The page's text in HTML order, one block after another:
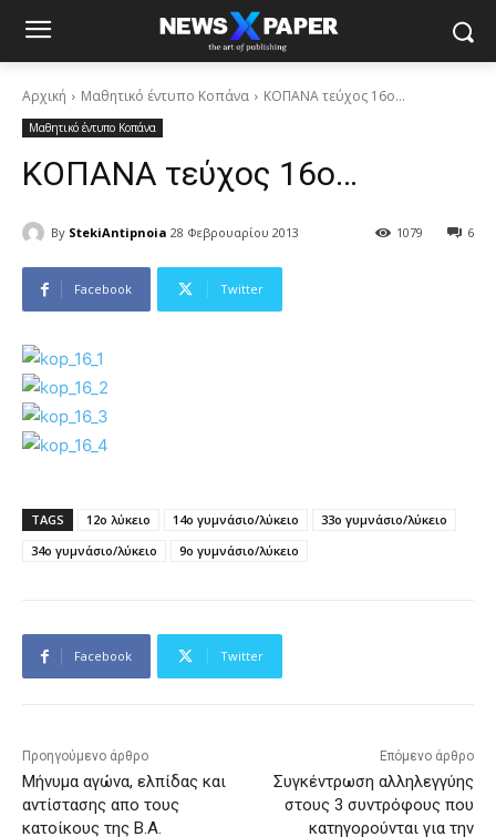
Αρχική Μαθητικό έντυπο Κοπάνα ΚΟΠΑΝΑ τεύχος 16ο...
Μαθητικό έντυπο Κοπάνα
ΚΟΠΑΝΑ τεύχος 16ο…
By StekiAntipnoia 28 Φεβρουαρίου 2013 6
1079
Facebook Twitter
TAGS 12ο λύκειο 14ο γυμνάσιο/λύκειο
33ο γυμνάσιο/λύκειο
34ο γυμνάσιο/λύκειο
9ο γυμνάσιο/λύκειο
Facebook Twitter
Προηγούμενο άρθρο
Μήνυμα αγώνα, ελπίδας και
αντίστασης απο τους
κατοίκους της Β.Α.
Επόμενο άρθρο
Συγκέντρωση αλληλεγγύης
στους 3 συντρόφους που
κατηγορούνται για την